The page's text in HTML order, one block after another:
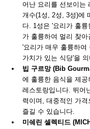
어난 요리를 선보이는
개수(1성, 2성, 3성)에
다. 1성은 '요리가 훌
가 훌륭하여 멀리 찾
'요리가 매우 훌륭하여
가치가 있는 식당'을
빕 구르망 (Bib
에 훌륭한 음식을 제공
레스토랑입니다. 뛰어
력이며, 대중적인 가
즐길 수 있습니다.
미쉐린 셀렉티드